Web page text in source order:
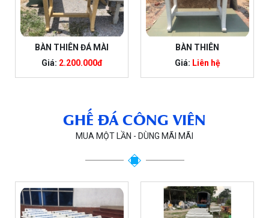
BÀN THIÊN ĐÁ MÀI
Giá: 2.200.000đ
BÀN THIÊN
Giá: Liên hệ
GHẾ ĐÁ CÔNG VIÊN
MUA MỘT LẦN - DÙNG MÃI MÃI